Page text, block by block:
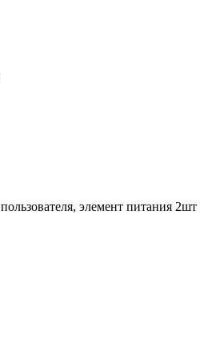
элемент питания